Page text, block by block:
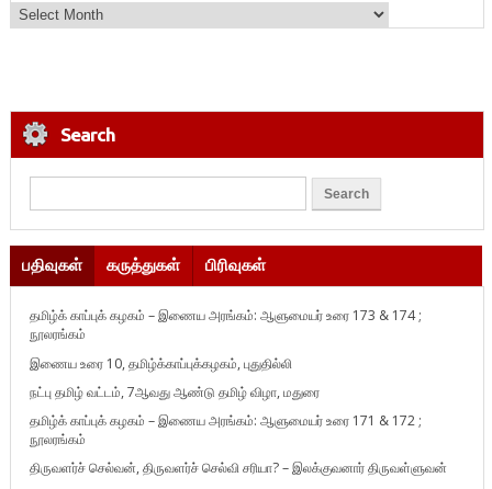
Search
பதிவுகள் கருத்துகள் பிரிவுகள்
தமிழ்க் காப்புக் கழகம் – இணைய அரங்கம்: ஆளுமையர் உரை 173 & 174 ;
நூலரங்கம்
இணைய உரை 10, தமிழ்க்காப்புக்கழகம், புதுதில்லி
நட்பு தமிழ் வட்டம், 7ஆவது ஆண்டு தமிழ் விழா, மதுரை
தமிழ்க் காப்புக் கழகம் – இணைய அரங்கம்: ஆளுமையர் உரை 171 & 172 ;
நூலரங்கம்
திருவளர்ச் செல்வன், திருவளர்ச் செல்வி சரியா? – இலக்குவனார் திருவள்ளுவன்